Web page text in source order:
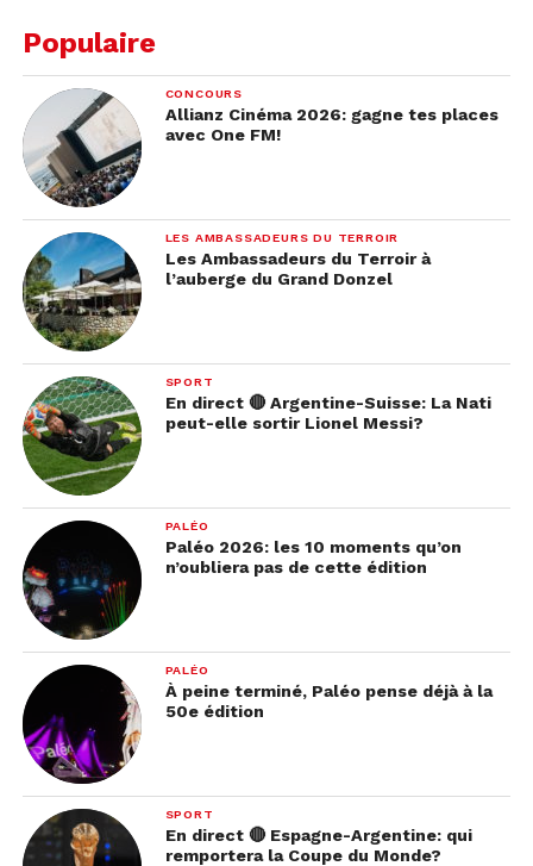
Populaire
CONCOURS
Allianz Cinéma 2026: gagne tes places
avec One FM!
LES AMBASSADEURS DU TERROIR
Les Ambassadeurs du Terroir à
l’auberge du Grand Donzel
SPORT
En direct 🔴 Argentine-Suisse: La Nati
peut-elle sortir Lionel Messi?
PALÉO
Paléo 2026: les 10 moments qu’on
n’oubliera pas de cette édition
PALÉO
À peine terminé, Paléo pense déjà à la
50e édition
SPORT
En direct 🔴 Espagne-Argentine: qui
remportera la Coupe du Monde?